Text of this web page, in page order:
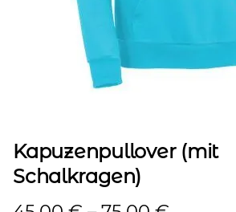
Kapuzenpullover (mit
Schalkragen)